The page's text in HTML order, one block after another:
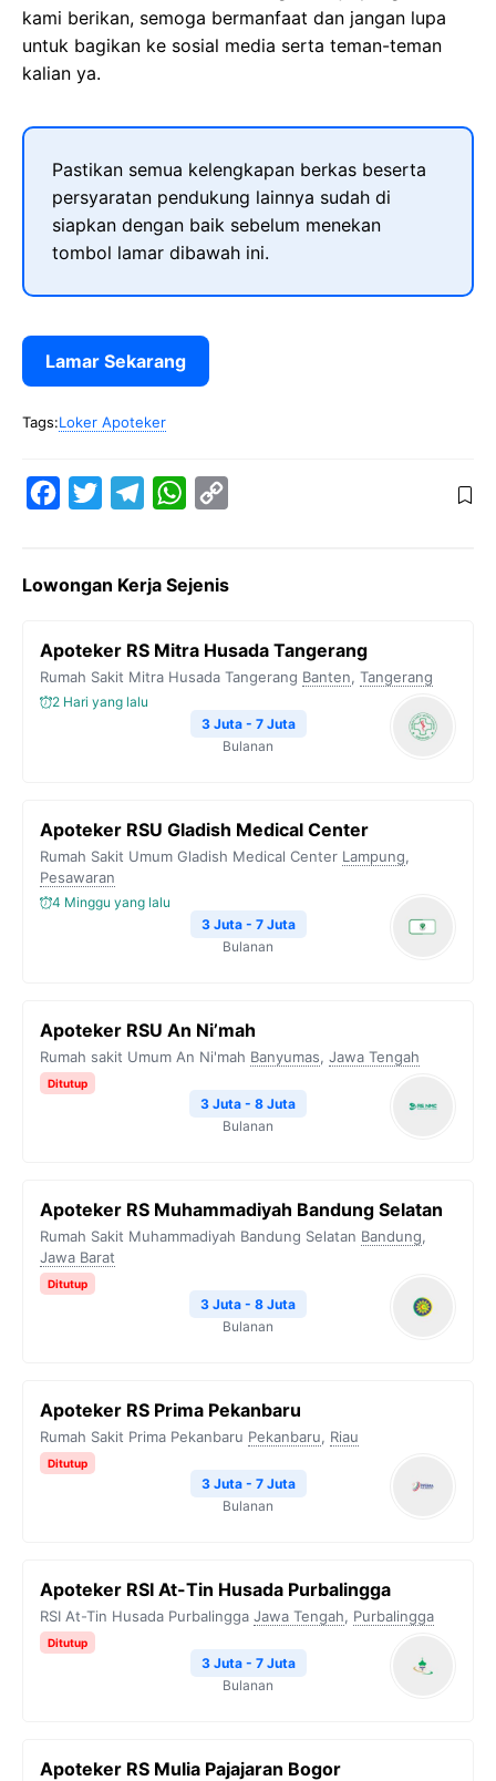
kami berikan, semoga bermanfaat dan jangan lupa
untuk bagikan ke sosial media serta teman-teman
kalian ya.
Pastikan semua kelengkapan berkas beserta
persyaratan pendukung lainnya sudah di
siapkan dengan baik sebelum menekan
tombol lamar dibawah ini.
Lamar Sekarang
Tags:Loker Apoteker
e
o
o
t
e
e
r
W
t
A
y
i
k
Lowongan Kerja Sejenis
Apoteker RS Mitra Husada Tangerang
Rumah Sakit Mitra Husada Tangerang Banten, Tangerang
2 Hari yang lalu
3 Juta - 7 Juta
Bulanan
Apoteker RSU Gladish Medical Center
Rumah Sakit Umum Gladish Medical Center Lampung,
Pesawaran
4 Minggu yang lalu
3 Juta - 7 Juta
Bulanan
Apoteker RSU An Ni’mah
Rumah sakit Umum An Ni'mah Banyumas, Jawa Tengah
Ditutup
3 Juta - 8 Juta
Bulanan
Apoteker RS Muhammadiyah Bandung Selatan
Rumah Sakit Muhammadiyah Bandung Selatan Bandung,
Jawa Barat
Ditutup
3 Juta - 8 Juta
Bulanan
Apoteker RS Prima Pekanbaru
Rumah Sakit Prima Pekanbaru Pekanbaru, Riau
Ditutup
3 Juta - 7 Juta
Bulanan
Apoteker RSI At-Tin Husada Purbalingga
RSI At-Tin Husada Purbalingga Jawa Tengah, Purbalingga
Ditutup
3 Juta - 7 Juta
Bulanan
Apoteker RS Mulia Pajajaran Bogor